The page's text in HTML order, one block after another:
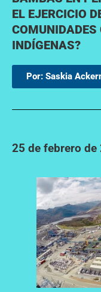
EL EJERCICIO
INDÍGENAS?
Por: Saskia
25 de febrero de